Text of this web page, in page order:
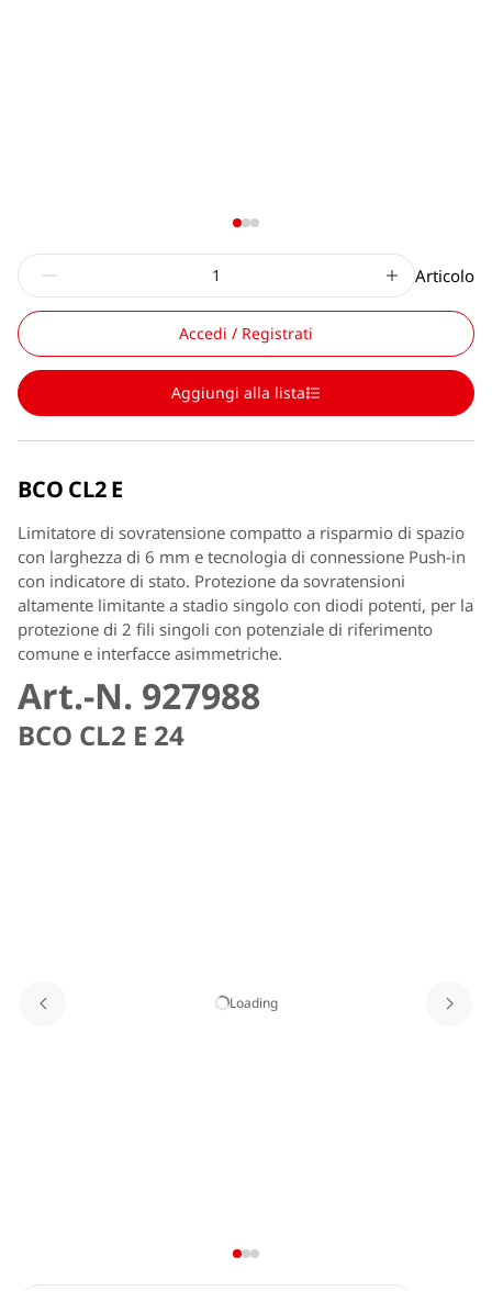
Articolo
Accedi / Registrati
Aggiungi alla lista
BCO CL2 E
Limitatore di sovratensione compatto a risparmio di spazio
con larghezza di 6 mm e tecnologia di connessione Push-in
con indicatore di stato. Protezione da sovratensioni
altamente limitante a stadio singolo con diodi potenti, per la
protezione di 2 fili singoli con potenziale di riferimento
comune e interfacce asimmetriche.
Art.-N. 927988
BCO CL2 E 24
Loading